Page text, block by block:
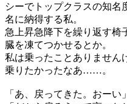
シーでトップクラスの知名
名に納得する私。
急上昇急降下を繰り返す椅
臓を凍てつかせるとか。
私は乗ったことありません
乗りたかったなあ……。
「あ、戻ってきた。おーい」